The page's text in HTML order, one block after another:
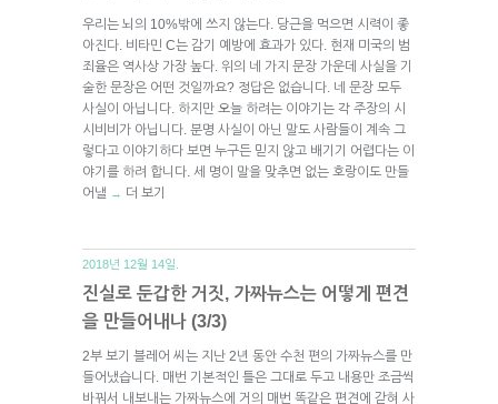
우리는 뇌의 10%밖에 쓰지 않는다. 당근을 먹으면 시력이 좋
아진다. 비타민 C는 감기 예방에 효과가 있다. 현재 미국의 범
죄율은 역사상 가장 높다. 위의 네 가지 문장 가운데 사실을 기
술한 문장은 어떤 것일까요? 정답은 없습니다. 네 문장 모두
사실이 아닙니다. 하지만 오늘 하려는 이야기는 각 주장의 시
시비비가 아닙니다. 분명 사실이 아닌 말도 사람들이 계속 그
렇다고 이야기하다 보면 누구든 믿지 않고 배기기 어렵다는 이
야기를 하려 합니다. 세 명이 말을 맞추면 없는 호랑이도 만들
어낼 → 더 보기
2018년 12월 14일.
진실로 둔갑한 거짓, 가짜뉴스는 어떻게 편견
을 만들어내나 (3/3)
2부 보기 블레어 씨는 지난 2년 동안 수천 편의 가짜뉴스를 만
들어냈습니다. 매번 기본적인 틀은 그대로 두고 내용만 조금씩
바꿔서 내보내는 가짜뉴스에 거의 매번 똑같은 편견에 갇혀 사